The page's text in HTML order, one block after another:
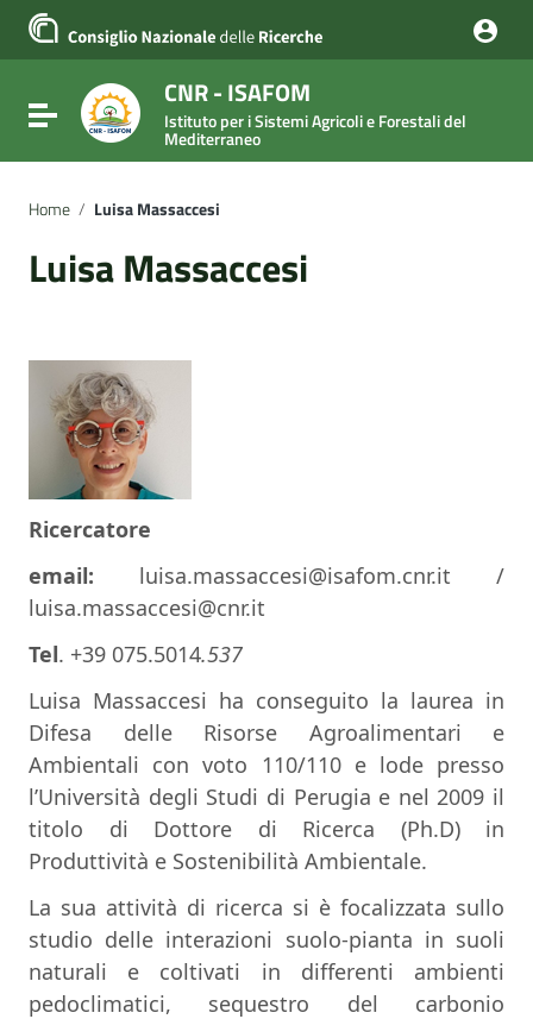
Vai ai contenuti
Vai al menu di navigazione
Vai al footer
Attiva / disattiva la navigazione
CNR - ISAFOM
Istituto per i Sistemi Agricoli e Forestali del
Mediterraneo
Home / Luisa Massaccesi
Luisa Massaccesi
Ricercatore
email: luisa.massaccesi@isafom.cnr.it /
luisa.massaccesi@cnr.it
Tel. +39 075.5014.537
Luisa Massaccesi ha conseguito la laurea in
Difesa delle Risorse Agroalimentari e
Ambientali con voto 110/110 e lode presso
l’Università degli Studi di Perugia e nel 2009 il
titolo di Dottore di Ricerca (Ph.D) in
Produttività e Sostenibilità Ambientale.
La sua attività di ricerca si è focalizzata sullo
studio delle interazioni suolo-pianta in suoli
naturali e coltivati in differenti ambienti
pedoclimatici, sequestro del carbonio